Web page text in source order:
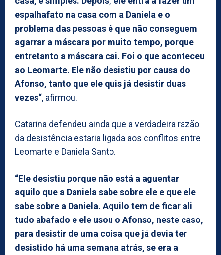
espalhafato na casa com a Daniela e o
problema das pessoas é que não conseguem
agarrar a máscara por muito tempo, porque
entretanto a máscara cai. Foi o que aconteceu
ao Leomarte. Ele não desistiu por causa do
Afonso, tanto que ele quis já desistir duas
vezes“, afirmou.
Catarina defendeu ainda que a verdadeira razão
da desistência estaria ligada aos conflitos entre
Leomarte e Daniela Santo.
“Ele desistiu porque não está a aguentar
aquilo que a Daniela sabe sobre ele e que ele
sabe sobre a Daniela. Aquilo tem de ficar ali
tudo abafado e ele usou o Afonso, neste caso,
para desistir de uma coisa que já devia ter
desistido há uma semana atrás, se era a